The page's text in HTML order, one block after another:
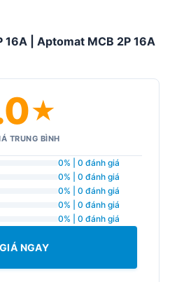
16A | Aptomat MCB 2P 16A
★
TRUNG BÌNH
0% | 0 đánh giá
0% | 0 đánh giá
0% | 0 đánh giá
0% | 0 đánh giá
0% | 0 đánh giá
NGAY